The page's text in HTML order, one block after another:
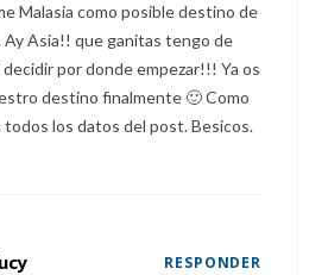
Malasia como posible destino de
Ay Asia!! que ganitas tengo de
por donde empezar!!! Ya os
destino finalmente 🙂 Como
todos los datos del post. Besicos.
RESPONDER